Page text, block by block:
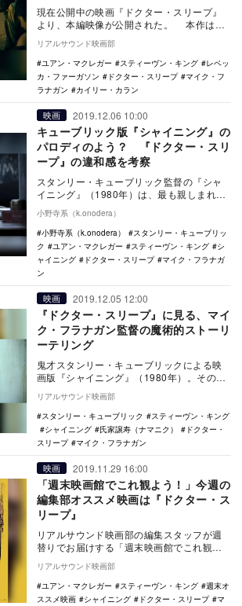
現在公開中の映画『ドクター・スリープ』
より、本編映像が公開された。 本作は、
スタンリー・キューブリック監督作『シャ
イニング』…
リアルサウンド映画部
ユアン・マクレガー
スティーヴン・キング
レベッ
カ・ファーガソン
ドクター・スリープ
マイク・フ
ラナガン
カイリー・カラン
映画 2019.12.06 10:00
キューブリック版『シャイニング』の
パロディのよう？ 『ドクター・スリ
ープ』の違和感を考察
スタンリー・キューブリック監督の『シャ
イニング』（1980年）は、最も親しまれ評
価されてきた、ホラー映画の金字塔といえ
る作品であ…
小野寺系（k.onodera）
小野寺系（k.onodera）
スタンリー・キューブリッ
ク
ユアン・マクレガー スティーヴン・キング
シ
ャイニング
ドクター・スリープ
マイク・フラナガ
ン
映画 2019.12.05 12:00
『ドクター・スリープ』に見る、マイ
ク・フラナガン監督の魔術的ストーリ
ーテリング
鬼才スタンリー・キューブリックによる映
画版『シャイニング』（1980年）。その圧
倒的でトラウマティックな映像美は、長き
にわたり人…
リアルサウンド映画部
スタンリー・キューブリック
スティーヴン・キング
シャイニング
氏家譲寿（ナマニク）
ドクター・
スリープ
マイク・フラナガン
映画 2019.11.29 16:00
「週末映画館でこれ観よう！」今週の
編集部オススメ映画は『ドクター・ス
リープ』
リアルサウンド映画部の編集スタッフが週
替りでお届けする「週末映画館でこれ観よ
う！」。毎週末にオススメ映画・特集上映
をご紹介。今週…
リアルサウンド映画部
ユアン・マクレガー
スティーヴン・キング
週末オ
ススメ映画
シャイニング ドクター・スリープ
マ